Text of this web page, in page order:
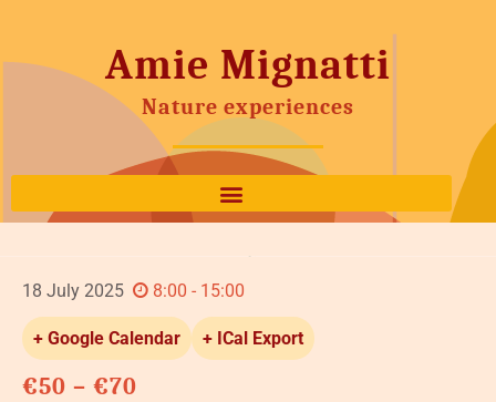
Amie Mignatti
Nature experiences
18 July 2025 8:00 - 15:00
+ Google Calendar + ICal Export
€50 – €70